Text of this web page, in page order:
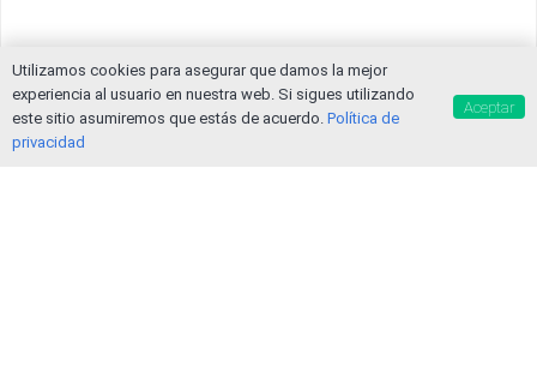
Utilizamos cookies para asegurar que damos la mejor
experiencia al usuario en nuestra web. Si sigues utilizando
este sitio asumiremos que estás de acuerdo. Política de
privacidad
Aceptar